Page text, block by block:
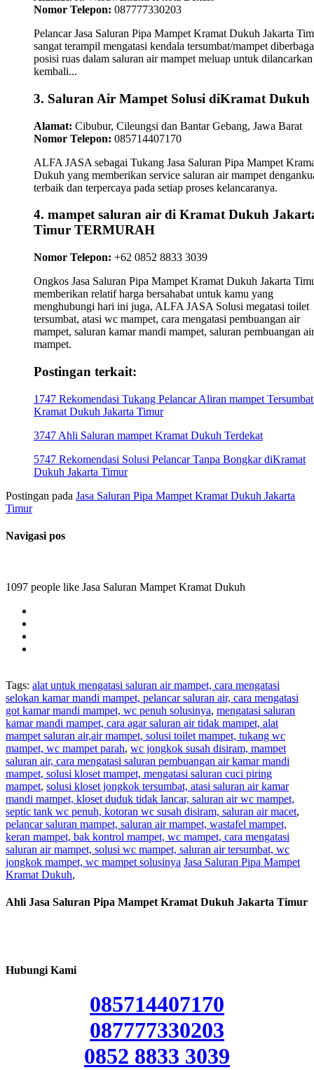
Nomor Telepon: 087777330203
Pelancar Jasa Saluran Pipa Mampet Kramat Dukuh Jakarta
sangat terampil mengatasi kendala tersumbat/mampet
posisi ruas dalam saluran air mampet meluap untuk dilancarkan
kembali...
3. Saluran Air Mampet Solusi diKramat Dukuh
Alamat: Cibubur, Cileungsi dan Bantar Gebang, Jawa Barat
Nomor Telepon: 085714407170
ALFA JASA sebagai Tukang Jasa Saluran Pipa Mampet
Dukuh yang memberikan service saluran air mampet
terbaik dan terpercaya pada setiap proses kelancaranya.
4. mampet saluran air di Kramat Dukuh
Timur TERMURAH
Nomor Telepon: +62 0852 8833 3039
Ongkos Jasa Saluran Pipa Mampet Kramat Dukuh Jakarta
memberikan relatif harga bersahabat untuk kamu yang
menghubungi hari ini juga, ALFA JASA Solusi megatasi toilet
tersumbat, atasi wc mampet, cara mengatasi pembuangan air
mampet, saluran kamar mandi mampet, saluran pembuangan air
mampet.
Postingan terkait:
1747 Rekomendasi Tukang Pelancar Aliran mampet
Kramat Dukuh Jakarta Timur
3747 Ahli Saluran mampet Kramat Dukuh Terdekat
5747 Rekomendasi Solusi Pelancar Tanpa Bongkar diKramat
Dukuh Jakarta Timur
Postingan pada Jasa Saluran Pipa Mampet Kramat Dukuh Jakarta
Timur
Navigasi pos
1097 people like Jasa Saluran Mampet Kramat Dukuh
Tags: alat untuk mengatasi saluran air mampet, cara mengatasi
selokan kamar mandi mampet, pelancar saluran air, cara mengatasi
got kamar mandi mampet, wc penuh solusinya, mengatasi saluran
kamar mandi mampet, cara agar saluran air tidak mampet, alat
mampet saluran air,air mampet, solusi toilet mampet, tukang wc
mampet, wc mampet parah, wc jongkok susah disiram, mampet
saluran air, cara mengatasi saluran pembuangan air kamar mandi
mampet, solusi kloset mampet, mengatasi saluran cuci piring
mampet, solusi kloset jongkok tersumbat, atasi saluran air kamar
mandi mampet, kloset duduk tidak lancar, saluran air wc mampet,
septic tank wc penuh, kotoran wc susah disiram, saluran air macet,
pelancar saluran mampet, saluran air mampet, wastafel mampet,
keran mampet, bak kontrol mampet, wc mampet, cara mengatasi
saluran air mampet, solusi wc mampet, saluran air tersumbat, wc
jongkok mampet, wc mampet solusinya Jasa Saluran Pipa Mampet
Kramat Dukuh,
Ahli Jasa Saluran Pipa Mampet Kramat Dukuh Jakarta Timur
Hubungi Kami
085714407170
087777330203
0852 8833 3039